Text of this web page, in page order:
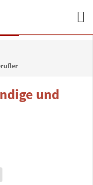
und